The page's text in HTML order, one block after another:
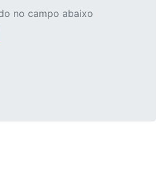
no campo abaixo